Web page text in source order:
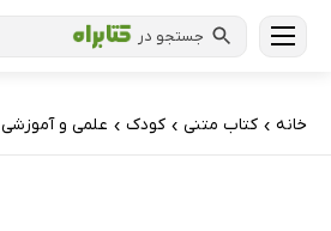
جستجو در
خانه › کتاب‌ متنی › کودک › علمی و آموزشی